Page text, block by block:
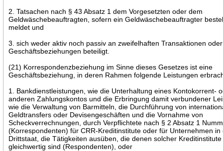
2. Tatsachen nach § 43 Absatz 1 dem Vorgesetzten oder dem
Geldwäschebeauftragten, sofern ein Geldwäschebeauftragter
meldet und
3. sich weder aktiv noch passiv an zweifelhaften Transaktionen oder
Geschäftsbeziehungen beteiligt.
(21) Korrespondenzbeziehung im Sinne dieses Gesetzes ist eine
Geschäftsbeziehung, in deren Rahmen folgende Leistungen
1. Bankdienstleistungen, wie die Unterhaltung eines Kontokorrent-
anderen Zahlungskontos und die Erbringung damit verbundener
wie die Verwaltung von Barmitteln, die Durchführung von
Geldtransfers oder Devisengeschäften und die Vornahme von
Scheckverrechnungen, durch Verpflichtete nach § 2 Absatz 1
(Korrespondenten) für CRR-Kreditinstitute oder für Unternehmen in
Drittstaat, die Tätigkeiten ausüben, die denen solcher Kreditinstitute
gleichwertig sind (Respondenten), oder